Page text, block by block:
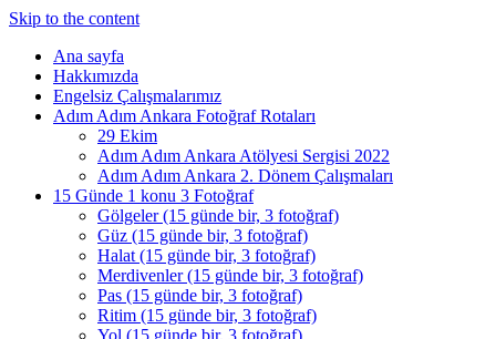
Skip to the content
Ana sayfa
Hakkımızda
Engelsiz Çalışmalarımız
Adım Adım Ankara Fotoğraf Rotaları
29 Ekim
Adım Adım Ankara Atölyesi Sergisi 2022
Adım Adım Ankara 2. Dönem Çalışmaları
15 Günde 1 konu 3 Fotoğraf
Gölgeler (15 günde bir, 3 fotoğraf)
Güz (15 günde bir, 3 fotoğraf)
Halat (15 günde bir, 3 fotoğraf)
Merdivenler (15 günde bir, 3 fotoğraf)
Pas (15 günde bir, 3 fotoğraf)
Ritim (15 günde bir, 3 fotoğraf)
Yol (15 günde bir, 3 fotoğraf)